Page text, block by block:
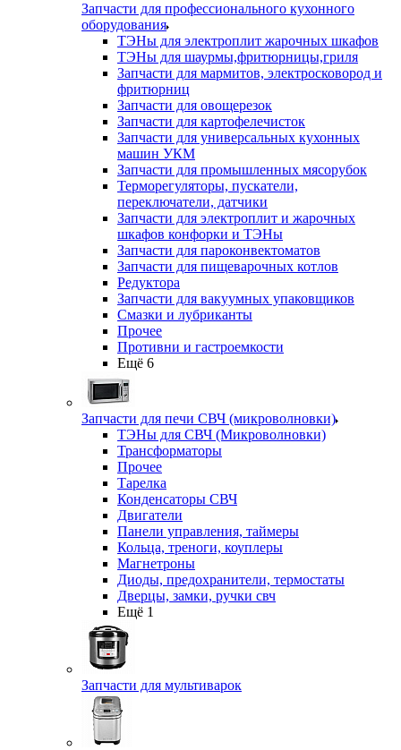
Запчасти для профессионального кухонного
оборудования
ТЭНы для электроплит жарочных шкафов
ТЭНы для шаурмы,фритюрницы,гриля
Запчасти для мармитов, электросковород и
фритюрниц
Запчасти для овощерезок
Запчасти для картофелечисток
Запчасти для универсальных кухонных
машин УКМ
Запчасти для промышленных мясорубок
Терморегуляторы, пускатели,
переключатели, датчики
Запчасти для электроплит и жарочных
шкафов конфорки и ТЭНы
Запчасти для пароконвектоматов
Запчасти для пищеварочных котлов
Редуктора
Запчасти для вакуумных упаковщиков
Смазки и лубриканты
Прочее
Противни и гастроемкости
Ещё 6
Запчасти для печи СВЧ (микроволновки)
ТЭНы для СВЧ (Микроволновки)
Трансформаторы
Прочее
Тарелка
Конденсаторы СВЧ
Двигатели
Панели управления, таймеры
Кольца, треноги, коуплеры
Магнетроны
Диоды, предохранители, термостаты
Дверцы, замки, ручки свч
Ещё 1
Запчасти для мультиварок